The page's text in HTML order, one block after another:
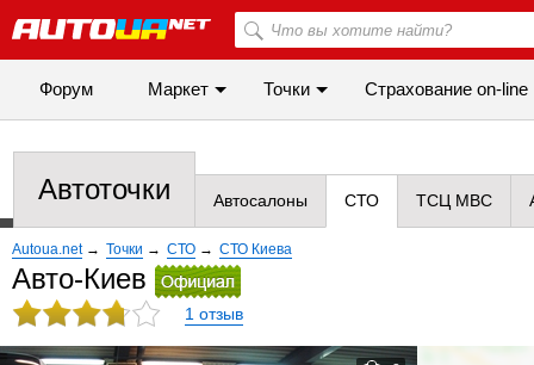
Форум Маркет Точки Cтрахование on-line
Автоточки Автосалоны СТО ТСЦ МВС
Autoua.net → Точки → СТО → СТО Киева
Авто-Киев
1 отзыв